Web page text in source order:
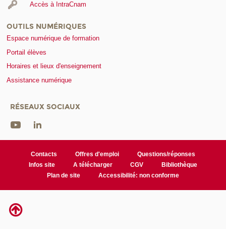
Accès à IntraCnam
OUTILS NUMÉRIQUES
Espace numérique de formation
Portail élèves
Horaires et lieux d'enseignement
Assistance numérique
RÉSEAUX SOCIAUX
Contacts Offres d'emploi
Questions/réponses
Infos site
A télécharger CGV
Bibliothèque
Plan de site
Accessibilité: non conforme